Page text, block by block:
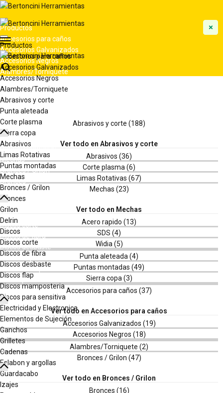
Productos
Accesorios para caños
Accesorios Galvanizados
Accesorios Negros
Alambres/Torniquete
Abrasivos y corte
Punta aleteada
Corte plasma
Sierra copa
Abrasivos
Limas Rotativas
Puntas montadas
Mechas
Bronces / Grilon
Bronces
Grilon
Delrin
Discos
Discos corte
Discos de fibra
Discos desbaste
Discos flap
Discos mamposteria
Discos para sensitiva
Electricidad y Electronica
Elementos de Sujeción
Ganchos
Grilletes
Cadenas
Eslabon y argollas
Guardacabo
Izajes
Prensacable
Estirador
Productos
Accesorios para caños
Accesorios Galvanizados
Accesorios Negros
Alambres/Torniquete
Abrasivos y corte
Punta aleteada
Corte plasma
Sierra copa
Abrasivos
Limas Rotativas
Puntas montadas
Mechas
Bronces / Grilon
Bronces
Grilon
Delrin
Discos
Discos corte
Discos de fibra
Discos desbaste
Discos flap
Discos mamposteria
Discos para sensitiva
Electricidad y Electronica
Elementos de Sujeción
Ganchos
Grilletes
Cadenas
Eslabon y argollas
Guardacabo
Izajes